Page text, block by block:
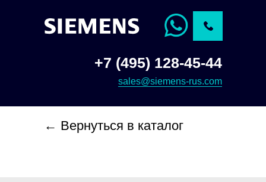
+7 (495) 128-45-44
sales@siemens-rus.com
← Вернуться в каталог